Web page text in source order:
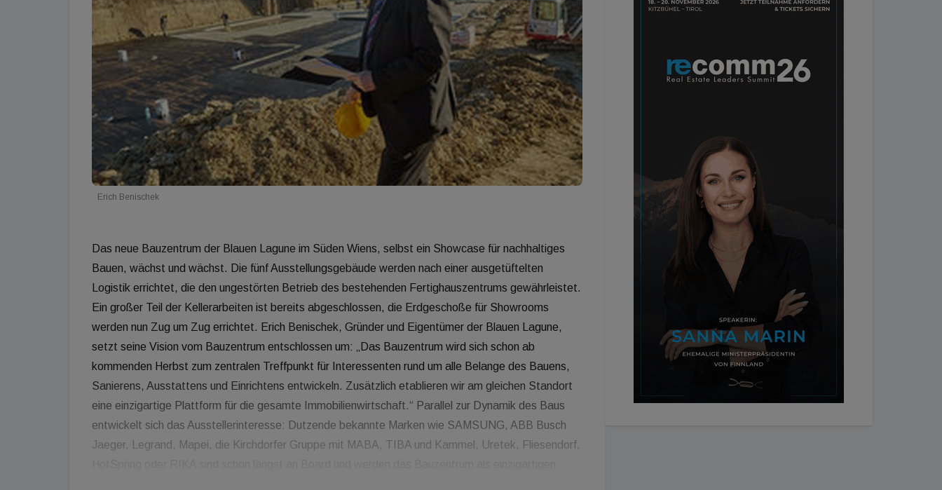
Erich Benischek
Das neue Bauzentrum der Blauen Lagune im Süden Wiens, selbst ein Showcase für nachhaltiges
Bauen, wächst und wächst. Die fünf Ausstellungsgebäude werden nach einer ausgetüftelten
Logistik errichtet, die den ungestörten Betrieb des bestehenden Fertighauszentrums gewährleistet.
Ein großer Teil der Kellerarbeiten ist bereits abgeschlossen, die Erdgeschoße für Showrooms
werden nun Zug um Zug errichtet. Erich Benischek, Gründer und Eigentümer der Blauen Lagune,
setzt seine Vision vom Bauzentrum entschlossen um: „Das Bauzentrum wird sich schon ab
kommenden Herbst zum zentralen Treffpunkt für Interessenten rund um alle Belange des Bauens,
Sanierens, Ausstattens und Einrichtens entwickeln. Zusätzlich etablieren wir am gleichen Standort
eine einzigartige Plattform für die gesamte Immobilienwirtschaft.“ Parallel zur Dynamik des Baus
entwickelt sich das Ausstellerinteresse: Dutzende bekannte Marken wie SAMSUNG, ABB Busch
Jaeger, Legrand, Mapei, die Kirchdorfer Gruppe mit MABA, TIBA und Kammel, Uretek, Fliesendorf,